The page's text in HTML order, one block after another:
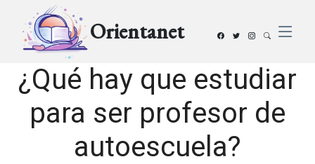
Orientanet
¿Qué hay que estudiar
para ser profesor de
autoescuela?